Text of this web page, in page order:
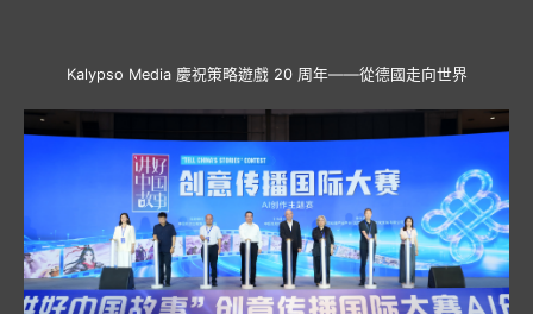
Kalypso Media 慶祝策略遊戲 20 周年——從德國走向世界